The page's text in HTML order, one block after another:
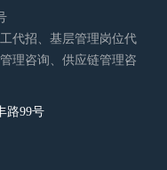
代招、基层管理岗位代
理咨询、供应链管理咨
路99号